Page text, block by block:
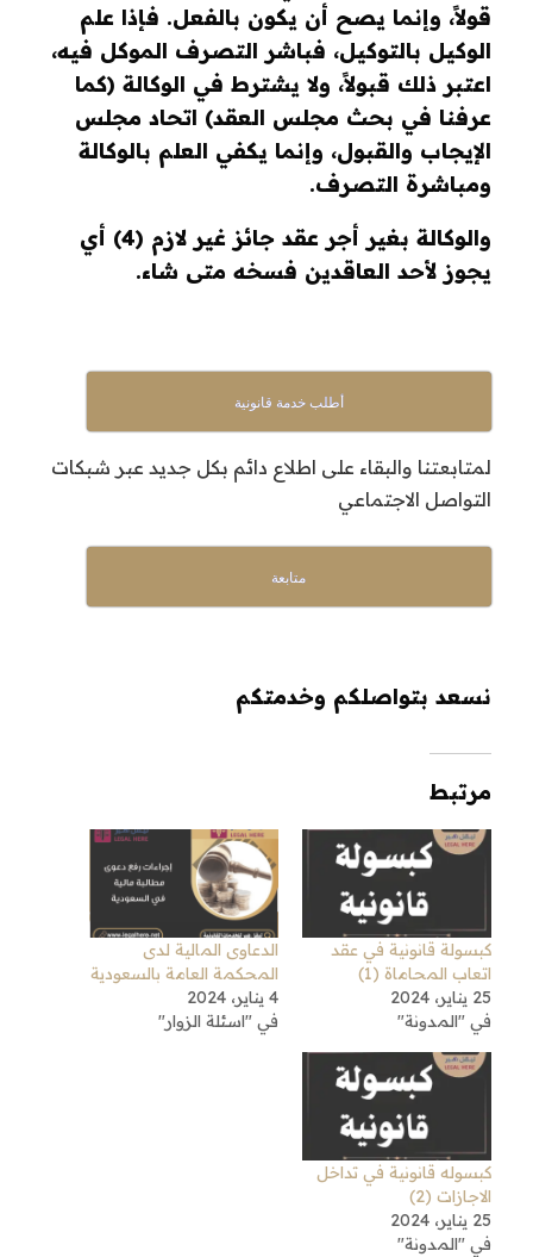
قولاً، وإنما يصح أن يكون بالفعل. فإذا علم
الوكيل بالتوكيل، فباشر التصرف الموكل فيه،
اعتبر ذلك قبولاً، ولا يشترط في الوكالة (كما
عرفنا في بحث مجلس العقد) اتحاد مجلس
الإيجاب والقبول، وإنما يكفي العلم بالوكالة
ومباشرة التصرف.
والوكالة بغير أجر عقد جائز غير لازم (4)
أي
يجوز لأحد العاقدين فسخه متى شاء.
أطلب خدمة قانونية
لمتابعتنا والبقاء على اطلاع دائم بكل جديد عبر شبكات
التواصل الاجتماعي
متابعة
نسعد بتواصلكم وخدمتكم
مرتبط
كبسولة قانونية في عقد
اتعاب المحاماة (1)
25 يناير، 2024
في "المدونة"
الدعاوى المالية لدى
المحكمة العامة بالسعودية
4 يناير، 2024
في "اسئلة الزوار"
كبسوله قانونية في تداخل
الاجازات (2)
25 يناير، 2024
في "المدونة"